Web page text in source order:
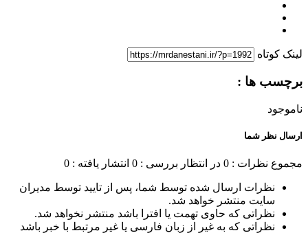
لینک کوتاه
برچسب ها :
ناموجود
ارسال نظر شما
مجموع نظرات : 0 در انتظار بررسی : 0 انتشار یافته : 0
نظرات ارسال شده توسط شما، پس از تایید توسط مدیران
سایت منتشر خواهد شد.
نظراتی که حاوی تهمت یا افترا باشد منتشر نخواهد شد.
نظراتی که به غیر از زبان فارسی یا غیر مرتبط با خبر باشد